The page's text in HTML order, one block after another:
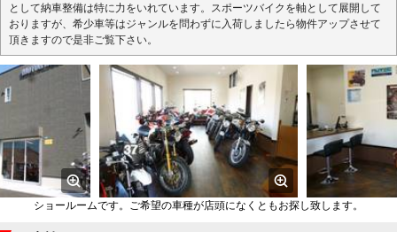
として納車整備は特に力をいれています。スポーツバイクを軸として展開して
おりますが、希少車等はジャンルを問わずに入荷しましたら物件アップさせて
頂きますので是非ご覧下さい。
ショールームです。ご希望の車種が店頭になくともお探し致します。